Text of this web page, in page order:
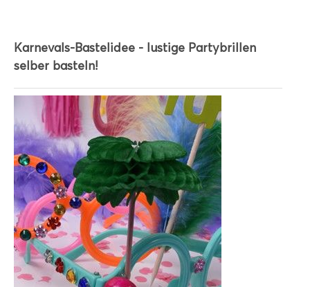
Karnevals-Bastelidee - lustige Partybrillen
selber basteln!